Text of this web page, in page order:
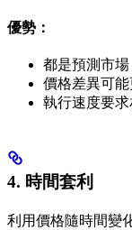
優勢：
都是預測市
價格差異可
執行速度要
4. 時間套利
利用價格隨時間變